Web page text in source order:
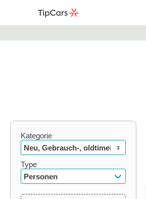
Kategorie
Neu, Gebrauch-, oldtimer
3
Type
Personen